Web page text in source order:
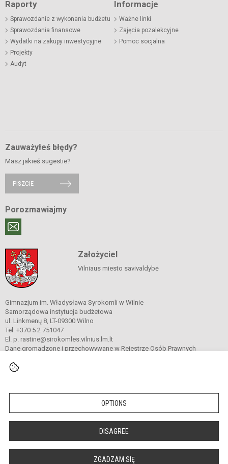
OPTIONS
DISAGREE
ZGADZAM SIĘ
Raporty
Sprawozdanie z wykonania budżetu
Sprawozdania finansowe
Wydatki na zakupy inwestycyjne
Projekty
Audyt
Informacje
Ważne linki
Zajęcia pozalekcyjne
Pomoc socjalna
Zauważyłeś błędy?
Masz jakieś sugestie?
PISZCIE
Porozmawiajmy
Założyciel
Vilniaus miesto savivaldybė
Gimnazjum im. Władysława Syrokomli w Wilnie
Samorządowa instytucja budżetowa
ul. Linkmenų 8, LT-09300 Wilno
Tel. +370 5 2 751047
El. p. rastine@sirokomles.vilnius.lm.lt
Dane gromadzone i przechowywane w Rejestrze Osób Prawnych
© 2020. Gimnazjum im. Władysława Syrokomli w Wilnie. Wszelkie prawa
zastrzeżone.